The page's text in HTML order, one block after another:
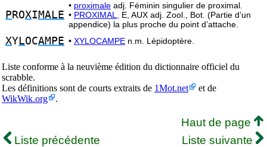
P ROXI MALE
• proximale adj. Féminin singulier de proximal.
• PROXIMAL,
E, AUX adj. Zool., Bot. (Partie d’un
appendice) la plus proche du point d’attache.
XYLOCAMPE • XYLOCAMPE n.m. Lépidoptère.
Liste conforme à la neuvième édition du dictionnaire officiel du
scrabble.
Les définitions sont de courts extraits de 1Mot.net
et de
WikWik.org
.
Haut de page
Liste précédente
Liste suivante